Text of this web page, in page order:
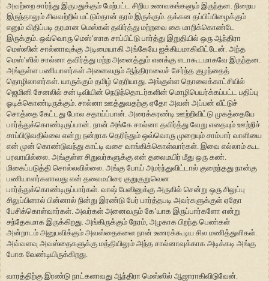
அவற்றை சார்ந்து இருபதுக்கும் மேற்பட்ட சிறிய உணவகங்களும் இருந்தன. நிறைய
இருந்தாலும் சிலவற்றில் மட்டும்தான் தரம் இருக்கும். தக்கன தப்பிப்பிழைக்கும்
எனும் விதிப்படி தரமான மெஸ்கள் தவிர்த்து மற்றவை கை மாறிக்கொண்டே
இருக்கும். ஒவ்வொரு மெஸ்’ஸாக சாப்பிட்டு பார்த்து இறுதியில் ஒரு ஆந்திரா
மெஸ்ஸின் சால்னாவுக்கு அடிமையாகி அங்கேயே ஐக்கியமாகிவிட்டேன். அந்த
மெஸ்’ஸில் சால்னா தவிர்த்து மற்ற அனைத்தும் எனக்கு எடாகூடமாகவே இருந்தன.
அங்குள்ள பணியாளர்கள் அனைவரும் ஆந்திராவைச் சேர்ந்த குழந்தைத்
தொழிலாளர்கள். யாருக்கும் தமிழ் தெரியாது. அங்குள்ள தொலைக்காட்சியில்
ஜெமினி சேனலில் சன் டிவியின் நெடுந்தொடர்களின் மொழிபெயர்க்கப்பட்ட பதிப்பு
ஓடிக்கொண்டிருக்கும். சால்னா ஊத்துவதற்கு ஏதோ அவன் அப்பன் வீட்டுச்
சொத்தை கேட்டது போல சதாய்ப்பான். அரைக்கரண்டி ஊற்றிவிட்டு முகத்தையே
பார்த்துக்கொண்டிருப்பான். நான் அங்கே சால்னா தவிர்த்து வேறு எதையும் ஊற்றிச்
சாப்பிடுவதில்லை என்று நன்றாக தெரிந்தும் ஒவ்வொரு முறையும் சாம்பார் வாளியை
என் முன் கொண்டுவந்து காட்டி வசை வாங்கிக்கொள்வார்கள். இவை எல்லாம் கூட
பரவாயில்லை. அங்குள்ள சிறுவர்களுக்கு என் தலைமயிர் மீது ஒரு கண்.
மிகைப்படுத்தி சொல்லவில்லை. அங்கு போய் அமர்ந்துவிட்டால் குறைந்தது நான்கு
பணியாளர்களாவது என் தலைமயிரை குறுகுறுவென
பார்த்துக்கொண்டிருப்பார்கள். வாஷ் பேஸினுக்கு அருகில் சென்று ஒரு சிலுப்பு
சிலுப்பினால் பின்னால் நின்று இரண்டு பேர் பார்த்தபடி அவர்களுக்குள் ஏதோ
பேசிக்கொள்வார்கள். அவர்கள் அனைவரும் கே’யாக இருப்பார்களோ என்று
சந்தேகமாக இருக்கிறது. அங்கிருக்கும் நேரம், அழகாக பிறந்த பெண்கள்
அன்றாடம் அனுபவிக்கும் அவஸ்தைகளை நான் உணரக்கூடிய சில மணித்துளிகள்.
அவ்வளவு அவஸ்தைகளுக்கு மத்தியிலும் அந்த சால்னாவுக்காக அடிக்கடி அங்கு
போக வேண்டியிருக்கிறது.
வாரத்திற்கு இரண்டு நாட்களாவது ஆந்திரா மெஸ்ஸில் ஆஜாராகிவிடுவேன்.